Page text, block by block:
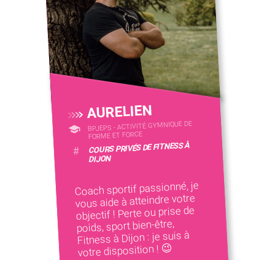
AURELIEN
BPJEPS - ACTIVITÉ GYMNIQUE DE
FORME ET FORCE
# COURS PRIVÉS DE FITNESS À
DIJON
Coach sportif passionné, je
vous aide à atteindre votre
objectif ! Perte ou prise de
poids, sport bien-être,
Fitness à Dijon : je suis à
votre disposition ! 😉